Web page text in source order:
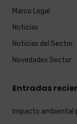
Marco Legal
Noticias
Noticias del Sector
Novedades Sector
Entradas
Impacto ambiental